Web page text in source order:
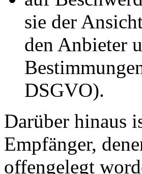
sie der
den Anbieter
DSGVO).
Darüber hinaus
Empfänger,
offengelegt